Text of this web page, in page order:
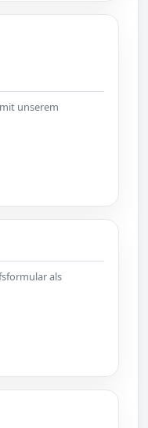
unserem
als